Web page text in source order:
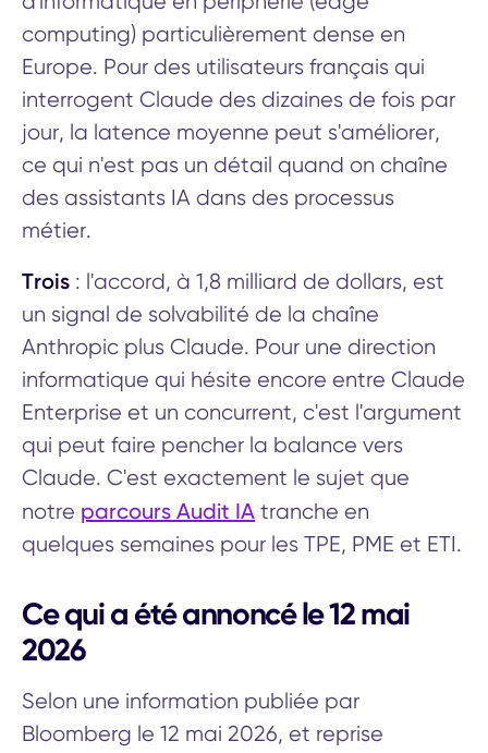
computing) particulièrement dense en
Europe. Pour des utilisateurs français qui
interrogent Claude des dizaines de fois par
jour, la latence moyenne peut s'améliorer,
ce qui n'est pas un détail quand on chaîne
des assistants IA dans des processus
métier.
Trois : l'accord, à 1,8 milliard de dollars, est
un signal de solvabilité de la chaîne
Anthropic plus Claude. Pour une direction
informatique qui hésite encore entre Claude
Enterprise et un concurrent, c'est l'argument
qui peut faire pencher la balance vers
Claude. C'est exactement le sujet que
notre parcours Audit IA tranche en
quelques semaines pour les TPE, PME et ETI.
Ce qui a été annoncé le 12 mai
2026
Selon une information publiée par
Bloomberg le 12 mai 2026, et reprise